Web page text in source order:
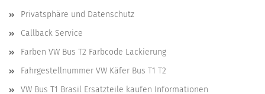
Privatsphäre und Datenschutz
Callback Service
Farben VW Bus T2 Farbcode Lackierung
Fahrgestellnummer VW Käfer Bus T1 T2
VW Bus T1 Brasil Ersatzteile kaufen Informationen